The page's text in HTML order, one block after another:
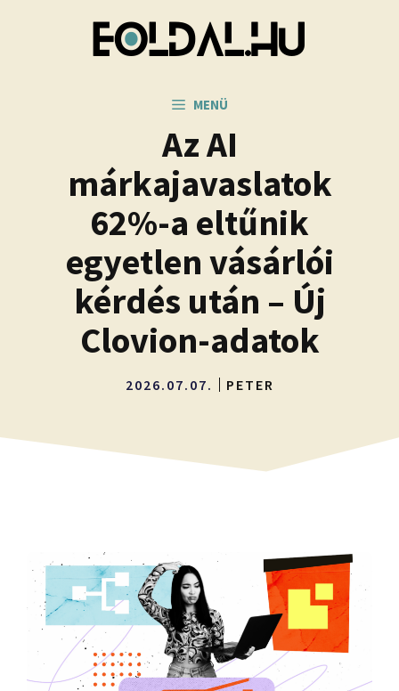
MENÜ
Az AI
márkajavaslatok
62%-a eltűnik
egyetlen vásárlói
kérdés után – Új
Clovion-adatok
2026.07.07. PETER